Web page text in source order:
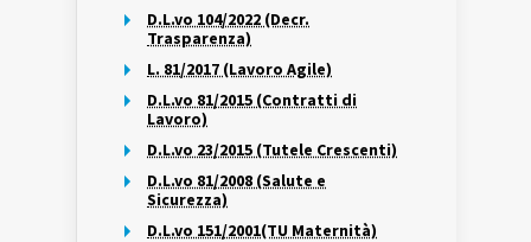
D.L.vo 104/2022 (Decr.
Trasparenza)
L. 81/2017 (Lavoro Agile)
D.L.vo 81/2015 (Contratti di
Lavoro)
D.L.vo 23/2015 (Tutele Crescenti)
D.L.vo 81/2008 (Salute e
Sicurezza)
D.L.vo 151/2001(TU Maternità)